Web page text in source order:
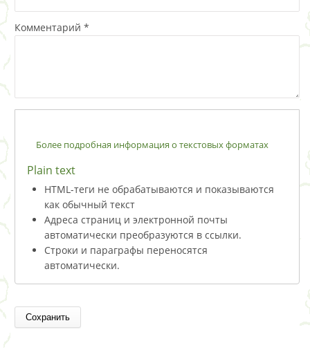
Комментарий *
Более подробная информация о текстовых форматах
Plain text
HTML-теги не обрабатываются и показываются
как обычный текст
Адреса страниц и электронной почты
автоматически преобразуются в ссылки.
Строки и параграфы переносятся
автоматически.